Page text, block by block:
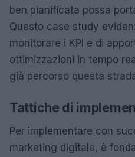
ben pianificata possa
Questo case study
monitorare i KPI e di
ottimizzazioni in tempo
già percorso questa
Tattiche di
Per implementare con
marketing digitale, è